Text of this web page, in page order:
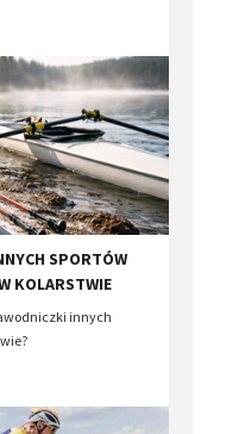
SPORTÓW
KOLARSTWIE
innych